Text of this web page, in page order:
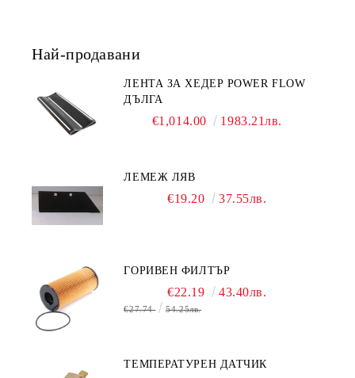
Най-продавани
ЛЕНТА ЗА ХЕДЕР POWER FLOW
ДЪЛГА
€1,014.00 1983.21лв.
ЛЕМЕЖ ЛЯВ
€19.20 37.55лв.
ГОРИВЕН ФИЛТЪР
€22.19 43.40лв.
€27.74 54.25лв.
ТЕМПЕРАТУРЕН ДАТЧИК